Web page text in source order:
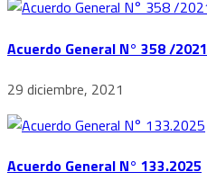
Acuerdo General N° 358 /2021
29 diciembre, 2021
Acuerdo General N° 133.2025